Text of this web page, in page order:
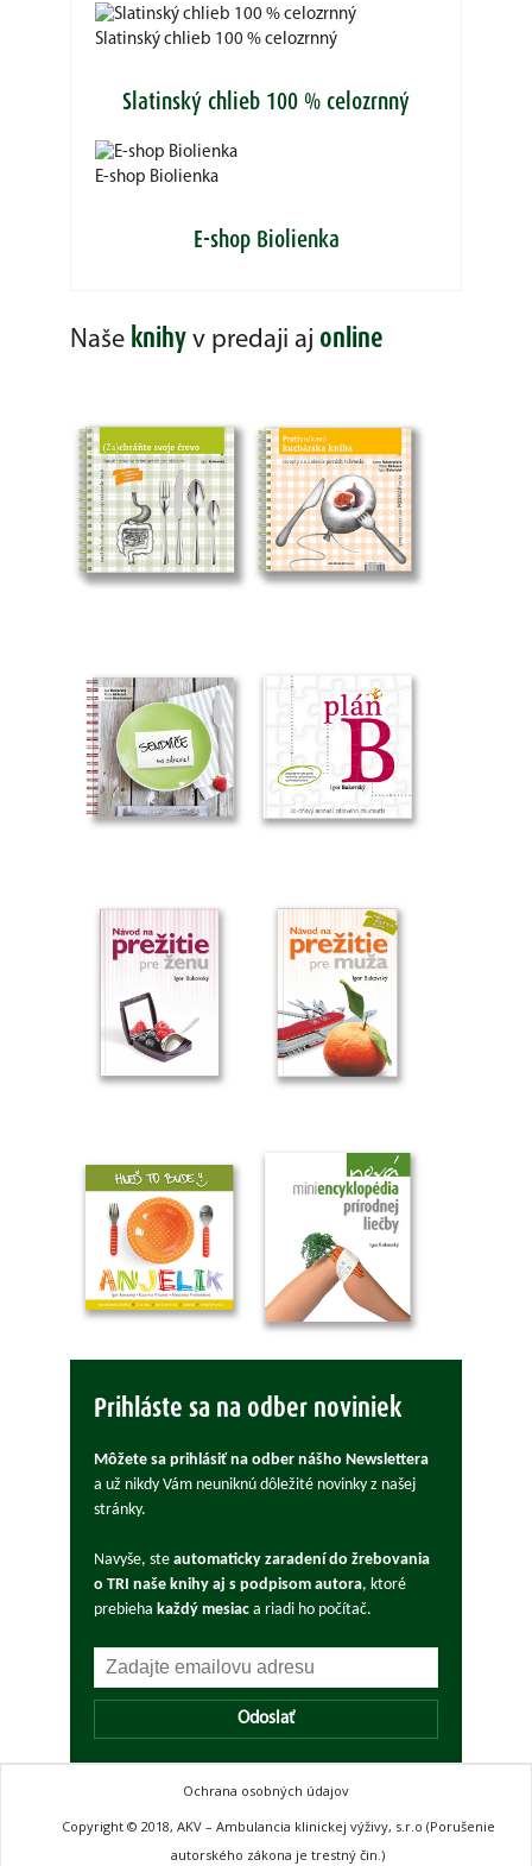
Slatinský chlieb 100 % celozrnný
Slatinský chlieb 100 % celozrnný
E-shop Biolienka
E-shop Biolienka
Naše knihy v predaji aj online
Prihláste sa na odber noviniek
Môžete sa prihlásiť na odber nášho Newslettera
a už nikdy Vám neuniknú dôležité novinky z našej
stránky.
Navyše, ste automaticky zaradení do žrebovania
o TRI naše knihy aj s podpisom autora, ktoré
prebieha každý mesiac a riadi ho počítač.
Odoslať
Ochrana osobných údajov
Copyright © 2018, AKV – Ambulancia klinickej výživy, s.r.o (Porušenie
autorského zákona je trestný čin.)